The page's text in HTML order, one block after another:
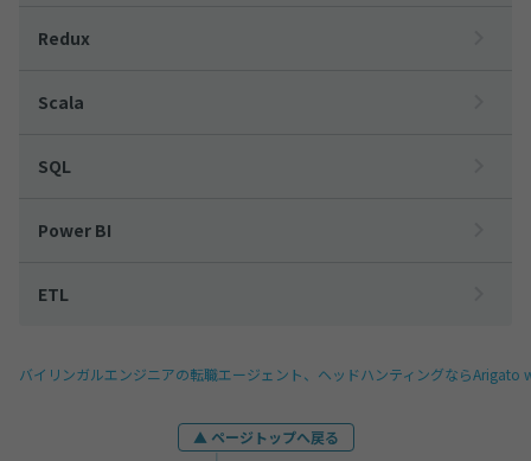
Redux
Scala
SQL
Power BI
ETL
バイリンガルエンジニアの転職エージェント、ヘッドハンティングならArigato
▲ ページトップへ戻る